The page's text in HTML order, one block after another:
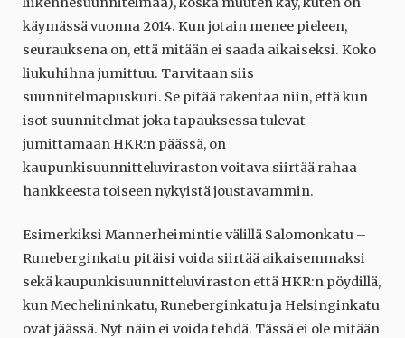
käymässä vuonna 2014. Kun jotain menee pieleen,
seurauksena on, että mitään ei saada aikaiseksi. Koko
liukuhihna jumittuu. Tarvitaan siis
suunnitelmapuskuri. Se pitää rakentaa niin, että kun
isot suunnitelmat joka tapauksessa tulevat
jumittamaan HKR:n päässä, on
kaupunkisuunnitteluviraston voitava siirtää rahaa
hankkeesta toiseen nykyistä joustavammin.
Esimerkiksi Mannerheimintie välillä Salomonkatu –
Runeberginkatu pitäisi voida siirtää aikaisemmaksi
sekä kaupunkisuunnitteluviraston että HKR:n pöydillä,
kun Mechelininkatu, Runeberginkatu ja Helsinginkatu
ovat jäässä. Nyt näin ei voida tehdä. Tässä ei ole mitään